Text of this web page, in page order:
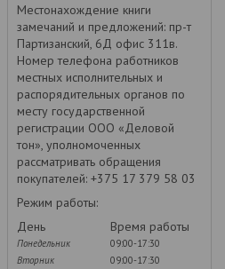
Местонахождение книги
замечаний и предложений: пр-т
Партизанский, 6Д офис 311в.
Номер телефона работников
местных исполнительных и
распорядительных органов по
месту государственной
регистрации ООО «Деловой
тон», уполномоченных
рассматривать обращения
покупателей: +375 17 379 58 03
Режим работы:
День
Время работы
Понедельник
09:00-17:30
Вторник
09:00-17:30